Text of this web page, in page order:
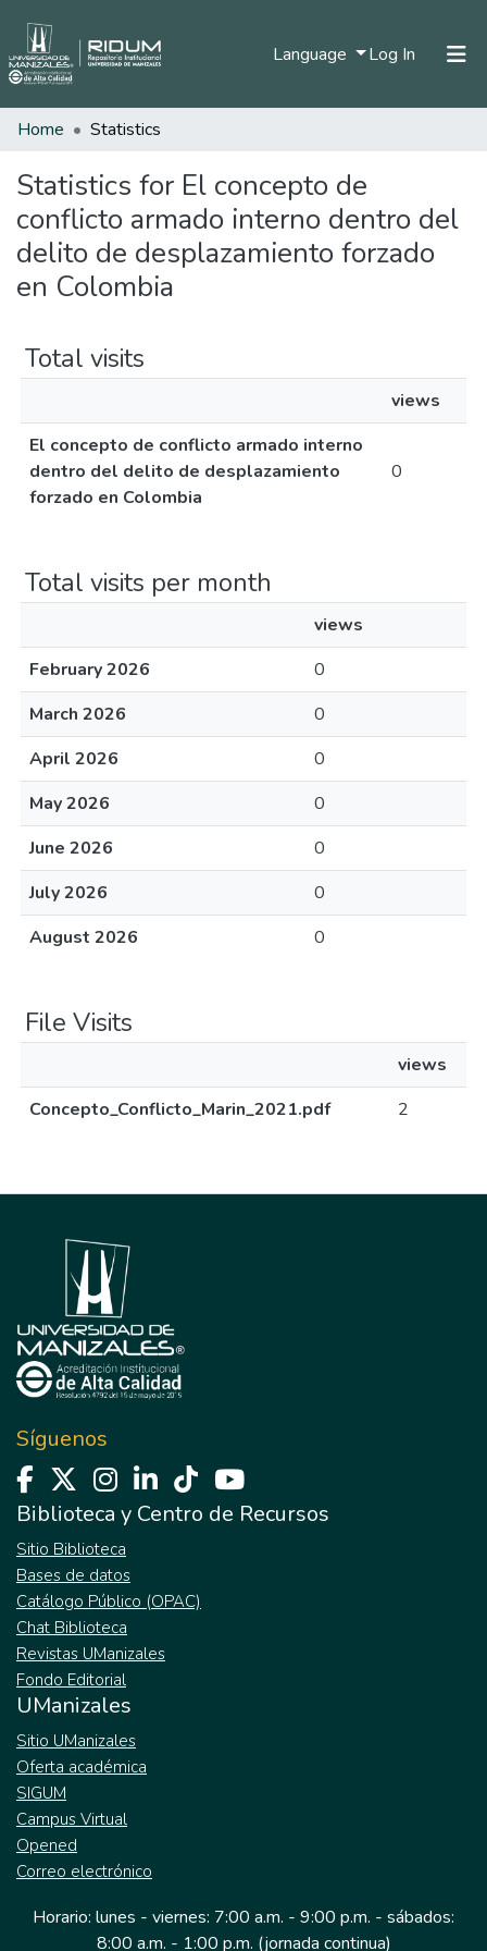
Language Log In (current)
Communities & Collections
All of DSpace
Home Statistics
Statistics for El concepto de
conflicto armado interno dentro del
delito de desplazamiento forzado
en Colombia
Total visits
views
El concepto de conflicto armado interno
dentro del delito de desplazamiento
forzado en Colombia
0
Total visits per month
views
February 2026
0
March 2026
0
April 2026
0
May 2026
0
June 2026
0
July 2026
0
August 2026
0
File Visits
views
Concepto_Conflicto_Marin_2021.pdf
2
Síguenos
Biblioteca y Centro de Recursos
Sitio Biblioteca
Bases de datos
Catálogo Público (OPAC)
Chat Biblioteca
Revistas UManizales
Fondo Editorial
UManizales
Sitio UManizales
Oferta académica
SIGUM
Campus Virtual
Opened
Correo electrónico
Horario: lunes - viernes: 7:00 a.m. - 9:00 p.m. - sábados:
8:00 a.m. - 1:00 p.m. (jornada continua)